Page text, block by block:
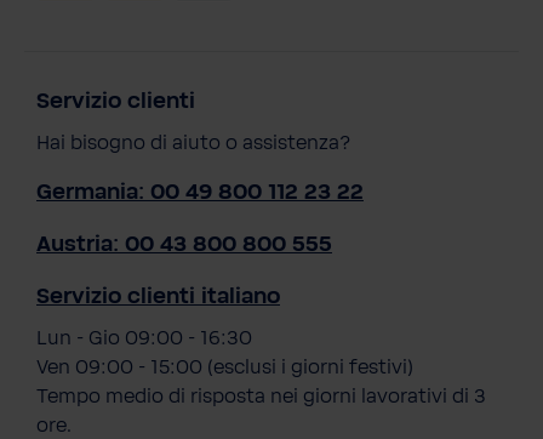
Servizio clienti
Hai bisogno di aiuto o assistenza?
Germania: 00 49 800 112 23 22
Austria: 00 43 800 800 555
Servizio clienti italiano
Lun - Gio 09:00 - 16:30
Ven 09:00 - 15:00 (esclusi i giorni festivi)
Tempo medio di risposta nei giorni lavorativi di 3
ore.